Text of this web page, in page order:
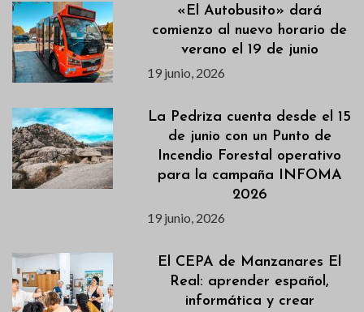
«El Autobusito» dará
comienzo al nuevo horario de
verano el 19 de junio
19 junio, 2026
La Pedriza cuenta desde el 15
de junio con un Punto de
Incendio Forestal operativo
para la campaña INFOMA
2026
19 junio, 2026
El CEPA de Manzanares El
Real: aprender español,
informática y crear